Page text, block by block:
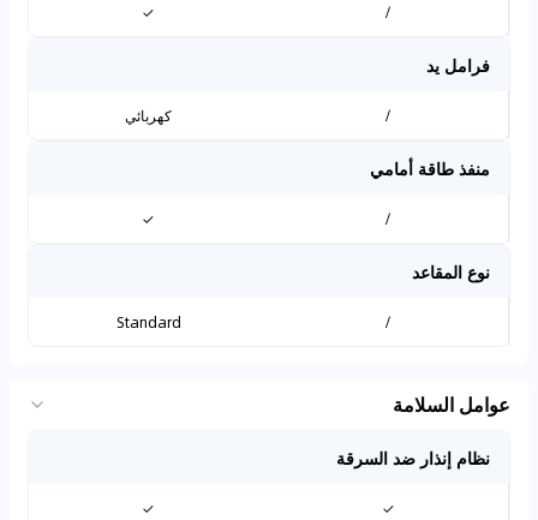
/
✓
فرامل يد
/ كهربائي
منفذ طاقة أمامي
/
✓
نوع المقاعد
/
Standard
عوامل السلامة
نظام إنذار ضد السرقة
✓
✓